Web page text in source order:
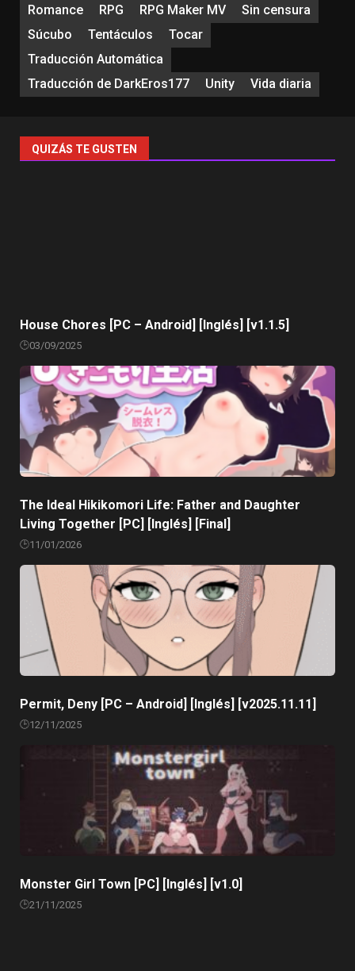
Romance
RPG RPG Maker MV
Sin censura
Súcubo
Tentáculos
Tocar
Traducción Automática
Traducción de DarkEros177
Unity Vida diaria
QUIZÁS TE GUSTEN
House Chores [PC – Android] [Inglés] [v1.1.5]
03/09/2025
The Ideal Hikikomori Life: Father and Daughter
Living Together [PC] [Inglés] [Final]
11/01/2026
Permit, Deny [PC – Android] [Inglés] [v2025.11.11]
12/11/2025
Monster Girl Town [PC] [Inglés] [v1.0]
21/11/2025